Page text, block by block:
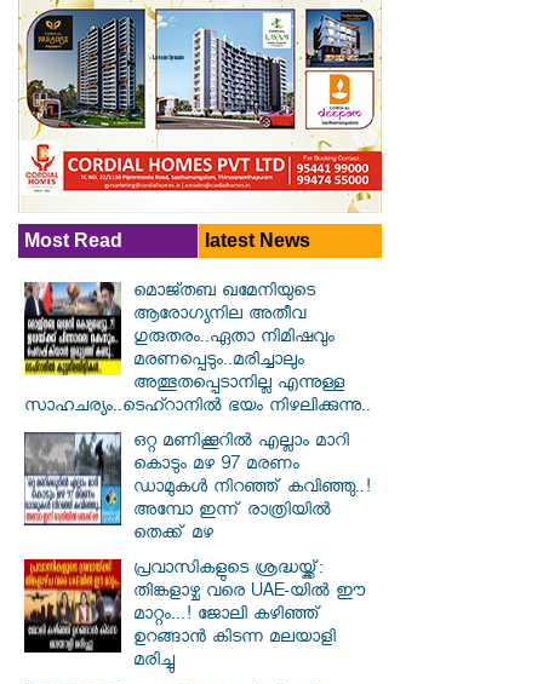
Most Read latest News
മൊജ്തബ ഖമേനിയുടെ
ആരോഗ്യനില അതീവ
ഗുരുതരം..ഏതാ നിമിഷവും
മരണപ്പെടും..മരിച്ചാലും
അത്ഭുതപ്പെടാനില്ല എന്നുള്ള
സാഹചര്യം..ടെഹ്റാനിൽ ഭയം നിഴലിക്കുന്നു..
ഒറ്റ മണിക്കൂറിൽ എല്ലാം മാറി
കൊടും മഴ 97 മരണം
ഡാമുകൾ നിറഞ്ഞ് കവിഞ്ഞു..!
അമ്പോ ഇന്ന് രാത്രിയിൽ
തെക്ക് മഴ
പ്രവാസികളുടെ ശ്രദ്ധയ്ക്ക്:
തിങ്കളാഴ്ച വരെ UAE-യിൽ ഈ
മാറ്റം...! ജോലി കഴിഞ്ഞ്
ഉറങ്ങാൻ കിടന്ന മലയാളി
മരിച്ചു